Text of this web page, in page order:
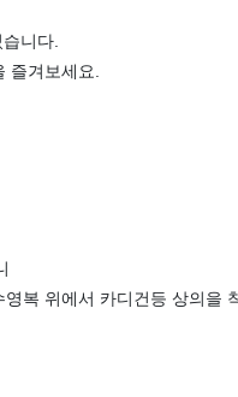
니다.
즐겨보세요.
복 위에서 카디건등 상의을